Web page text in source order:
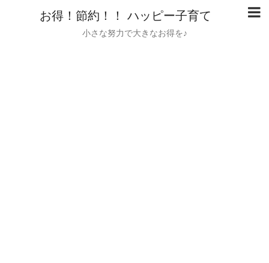
お得！節約！！ ハッピー子育て
小さな努力で大きなお得を♪